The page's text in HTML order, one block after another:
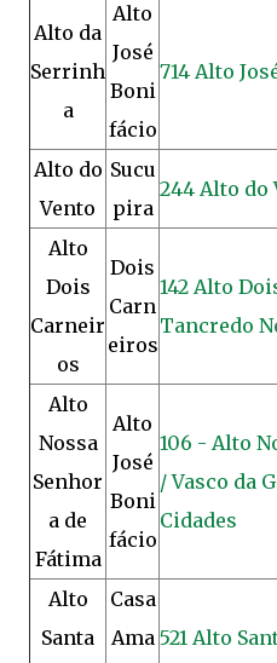
Alto da
Serrinh
a
Alto
José
Boni
fácio
714 Alto
Alto do
Vento
Sucu
pira
244 Alto do
Alto
Dois
Carneir
os
Dois
Carn
eiros
142 Alto
Tancredo
Alto
Nossa
Senhor
a de
Fátima
Alto
José
Boni
fácio
106 - Alto
/ Vasco da
Cidades
Alto
Santa
Casa
Ama 521 Alto